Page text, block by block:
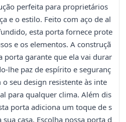
perfeita para proprietários
e o estilo. Feito com aço de al
esta porta fornece prote
e os elementos. A construçã
porta garante que ela vai durar
lhe paz de espírito e seguranç
seu design resistente às inte
para qualquer clima. Além dis
porta adiciona um toque de s
casa. Escolha nossa porta d